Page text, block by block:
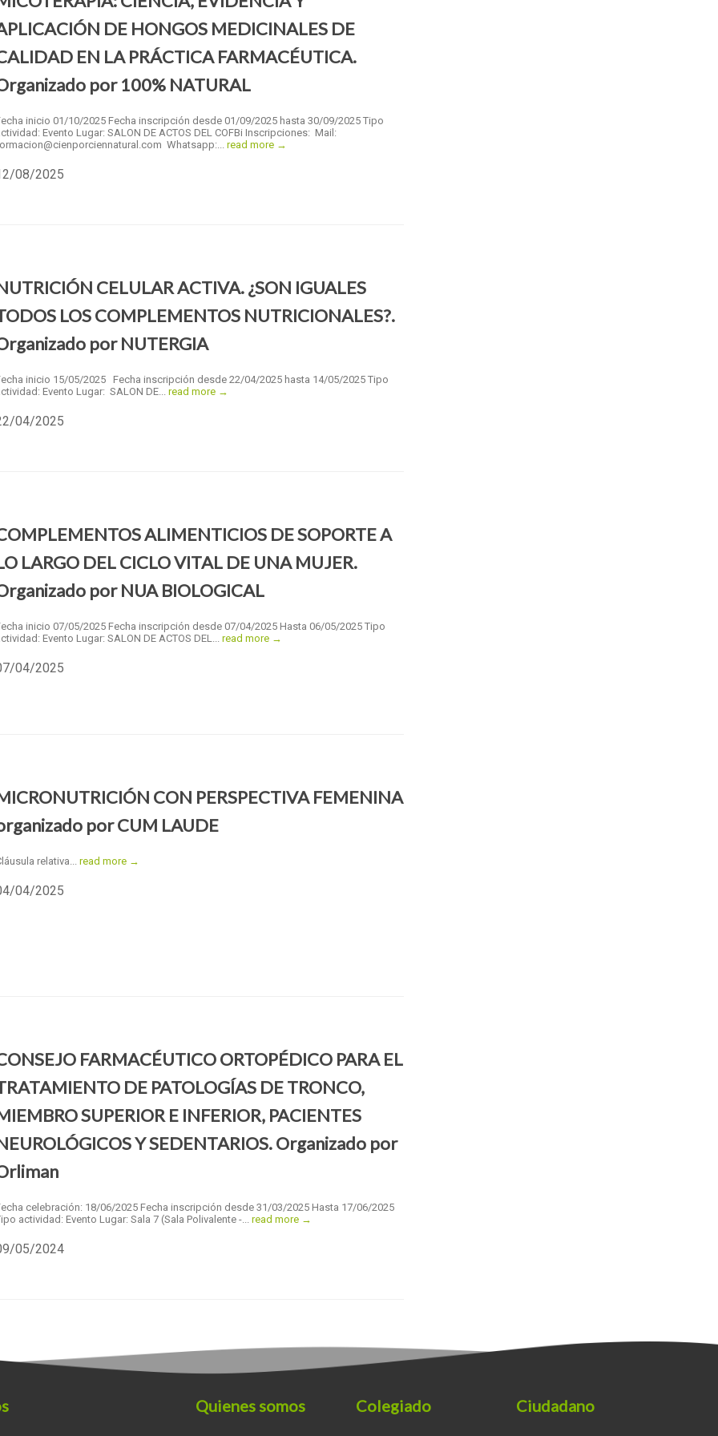
DE HONGOS MEDICINALES DE
EN LA PRÁCTICA FARMACÉUTICA.
por 100% NATURAL
inicio 01/10/2025 Fecha inscripción desde 01/09/2025 hasta 30/09/2025 Tipo
Evento Lugar: SALON DE ACTOS DEL COFBi Inscripciones: Mail:
Whatsapp:... read more →
08/2025
CELULAR ACTIVA. ¿SON IGUALES
LOS COMPLEMENTOS NUTRICIONALES?.
por NUTERGIA
inicio 15/05/2025 Fecha inscripción desde 22/04/2025 hasta 14/05/2025 Tipo
Evento Lugar: SALON DE... read more →
04/2025
ALIMENTICIOS DE SOPORTE A
LARGO DEL CICLO VITAL DE UNA MUJER.
por NUA BIOLOGICAL
inicio 07/05/2025 Fecha inscripción desde 07/04/2025 Hasta 06/05/2025 Tipo
Evento Lugar: SALON DE ACTOS DEL... read more →
04/2025
CON PERSPECTIVA FEMENINA
por CUM LAUDE
relativa... read more →
04/2025
FARMACÉUTICO ORTOPÉDICO PARA EL
DE PATOLOGÍAS DE TRONCO,
SUPERIOR E INFERIOR, PACIENTES
Y SEDENTARIOS. Organizado por
celebración: 18/06/2025 Fecha inscripción desde 31/03/2025 Hasta 17/06/2025
actividad: Evento Lugar: Sala 7 (Sala Polivalente -... read more →
05/2024
Quienes somos Colegiado Ciudadano